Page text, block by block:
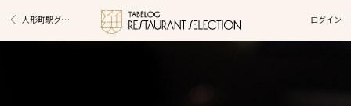
人形町駅グルメ ログイン